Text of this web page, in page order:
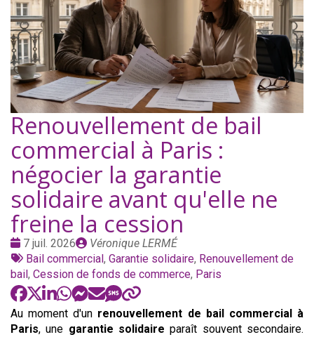
Renouvellement de bail
commercial à Paris :
négocier la garantie
solidaire avant qu'elle ne
freine la cession
Date
:
7 juil. 2026
Publié
par
Véronique LERMÉ
Tags
:
Bail commercial, Garantie solidaire, Renouvellement de
bail, Cession de fonds de commerce, Paris
Au moment d'un renouvellement de bail commercial à
Paris, une garantie solidaire paraît souvent secondaire.